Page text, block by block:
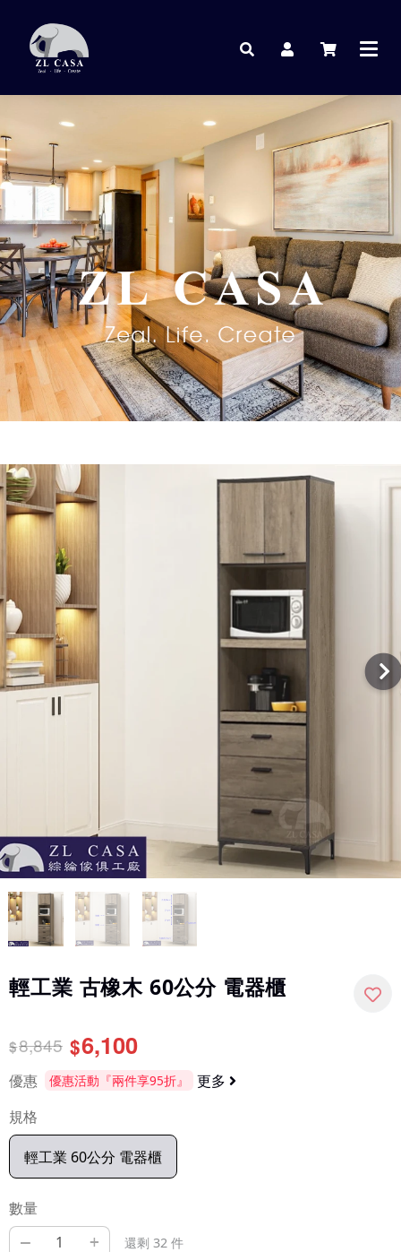
輕工業 古橡木 60公分 電器櫃
$8,845 $6,100
優惠 優惠活動『兩件享95折』
更多
規格
輕工業 60公分 電器櫃
數量
– + 還剩 32 件